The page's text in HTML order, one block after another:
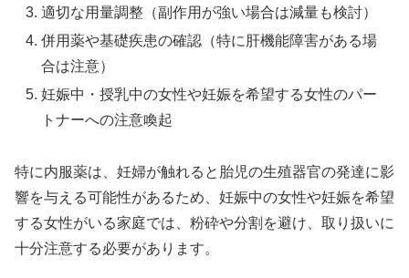
適切な用量調整（副作用が強い場合は減量も検討）
併用薬や基礎疾患の確認（特に肝機能障害がある場
合は注意）
妊娠中・授乳中の女性や妊娠を希望する女性のパー
トナーへの注意喚起
特に内服薬は、妊婦が触れると胎児の生殖器官の発達に影
響を与える可能性があるため、妊娠中の女性や妊娠を希望
する女性がいる家庭では、粉砕や分割を避け、取り扱いに
十分注意する必要があります。